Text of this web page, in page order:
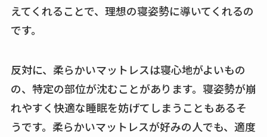
えてくれることで、理想の寝姿勢に導いてくれるの
です。
反対に、柔らかいマットレスは寝心地がよいもの
の、特定の部位が沈むことがあります。寝姿勢が崩
れやすく快適な睡眠を妨げてしまうこともあるそ
うです。柔らかいマットレスが好みの人でも、適度